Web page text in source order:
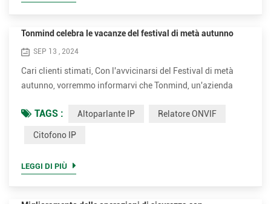
Tonmind celebra le vacanze del festival di metà autunno
SEP 13 , 2024
Cari clienti stimati, Con l'avvicinarsi del Festival di metà
autunno, vorremmo informarvi che Tonmind, un'azienda
specializzata in soluzioni IP PA, avrà una pausa festiva per
festeggiare questo festa tradizionale con le nostre famiglie.
TAGS : Altoparlante IP Relatore ONVIF
Citofono IP
LEGGI DI PIÙ